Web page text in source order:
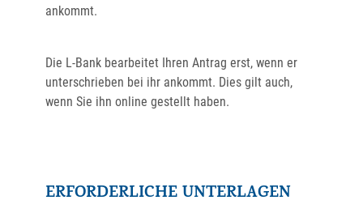
ankommt.
Die L-Bank bearbeitet Ihren Antrag erst, wenn er
unterschrieben bei ihr ankommt. Dies gilt auch,
wenn Sie ihn online gestellt haben.
ERFORDERLICHE UNTERLAGEN